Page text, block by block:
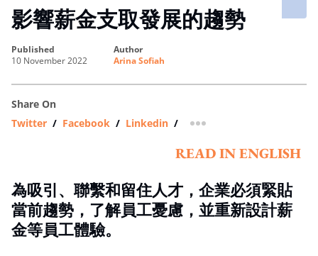
影響薪金支取發展的趨勢
published
10 November 2022
author
Arina Sofiah
Share On
Twitter / Facebook / Linkedin / more sharing option
READ IN ENGLISH
為吸引、聯繫和留住人才，企業必須緊貼
當前趨勢，了解員工憂慮，並重新設計薪
金等員工體驗。